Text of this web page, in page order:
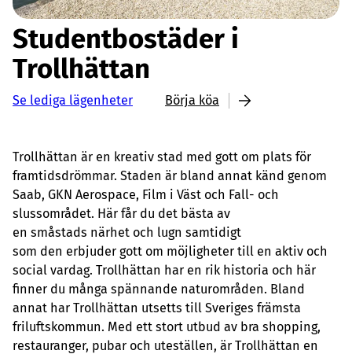
Studentbostäder i
Trollhättan
Se lediga lägenheter Börja köa
Trollhättan är en kreativ stad med gott om plats för
framtidsdrömmar. Staden är bland annat känd genom
Saab, GKN Aerospace, Film i Väst och Fall- och
slussområdet. Här får du det bästa av
en småstads närhet och lugn samtidigt
som den erbjuder gott om möjligheter till en aktiv och
social vardag. Trollhättan har en rik historia och här
finner du många spännande naturområden. Bland
annat har Trollhättan utsetts till Sveriges främsta
friluftskommun. Med ett stort utbud av bra shopping,
restauranger, pubar och uteställen, är Trollhättan en